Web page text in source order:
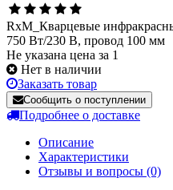
RxM_Кварцевые
750 Вт/230 В, провод 100 мм
Не указана цена за 1
Нет в наличии
Заказать товар
Сообщить о поступлении
Подробнее о доставке
Описание
Характеристики
Отзывы и вопросы (0)